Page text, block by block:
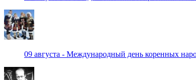
09 августа - Международный день коренных